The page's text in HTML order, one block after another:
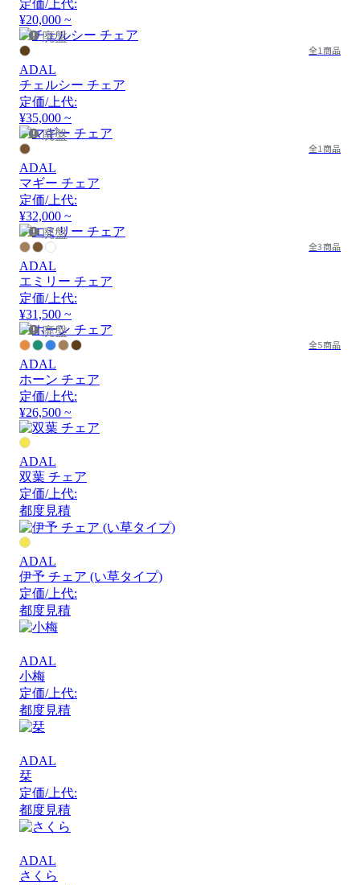
定価/上代:
¥20,000 ~
廃盤
全1商品
ADAL
チェルシー チェア
定価/上代:
¥35,000 ~
廃盤
全1商品
ADAL
マギー チェア
定価/上代:
¥32,000 ~
廃盤
全3商品
ADAL
エミリー チェア
定価/上代:
¥31,500 ~
廃盤
全5商品
ADAL
ホーン チェア
定価/上代:
¥26,500 ~
ADAL
双葉 チェア
定価/上代:
都度見積
ADAL
伊予 チェア (い草タイプ)
定価/上代:
都度見積
ADAL
小梅
定価/上代:
都度見積
ADAL
栞
定価/上代:
都度見積
ADAL
さくら